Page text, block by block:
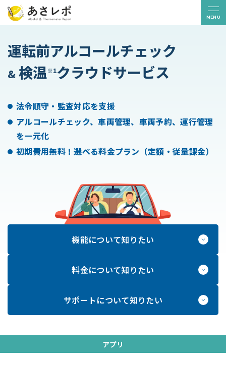
MENU
無料トライアル
ニュース コラム 導入事例 よくある質問
販売パートナー お問い合わせ
白ナンバー
利用料金
サービス連携 S
運転前アルコールチェック
& 検温※1クラウドサービス
法令順守・監査対応を支援
アルコールチェック、車両管理、車両予約、運行管理
を一元化
初期費用無料！選べる料金プラン（定額・従量課金）
機能について知りたい
料金について知りたい
サポートについて知りたい
アプリ